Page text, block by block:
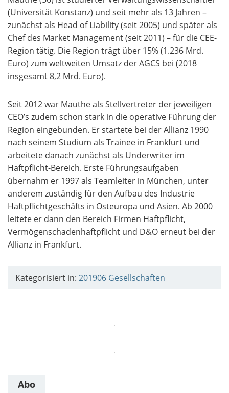
(Universität Konstanz) und seit mehr als 13 Jahren –
zunächst als Head of Liability (seit 2005) und später als
Chef des Market Management (seit 2011) – für die CEE-
Region tätig. Die Region trägt über 15% (1.236 Mrd.
Euro) zum weltweiten Umsatz der AGCS bei (2018
insgesamt 8,2 Mrd. Euro).
Seit 2012 war Mauthe als Stellvertreter der jeweiligen
CEO’s zudem schon stark in die operative Führung der
Region eingebunden. Er startete bei der Allianz 1990
nach seinem Studium als Trainee in Frankfurt und
arbeitete danach zunächst als Underwriter im
Haftpflicht-Bereich. Erste Führungsaufgaben
übernahm er 1997 als Teamleiter in München, unter
anderem zuständig für den Aufbau des Industrie
Haftpflichtgeschäfts in Osteuropa und Asien. Ab 2000
leitete er dann den Bereich Firmen Haftpflicht,
Vermögenschadenhaftpflicht und D&O erneut bei der
Allianz in Frankfurt.
Kategorisiert in: 201906 Gesellschaften
Abo